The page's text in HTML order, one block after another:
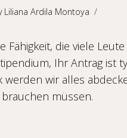
Liliana Ardila Montoya
die viele
Ihr Antrag ist
wir alles
müssen.